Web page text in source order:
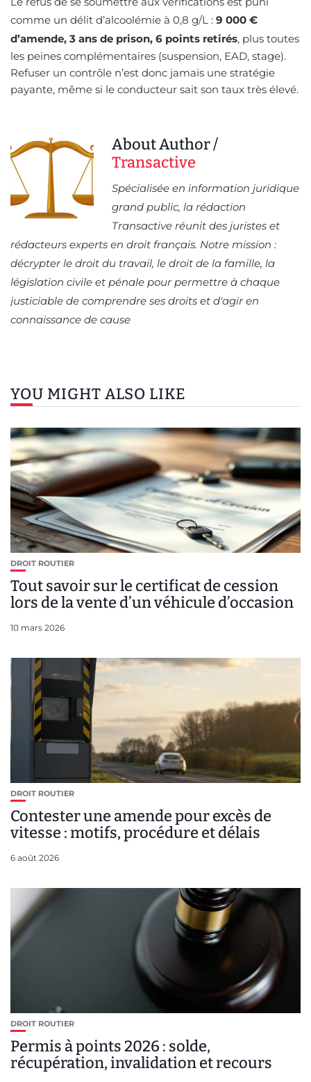
comme un délit d’alcoolémie à 0,8 g/L : 9 000 €
d’amende, 3 ans de prison, 6 points retirés, plus toutes
les peines complémentaires (suspension, EAD, stage).
Refuser un contrôle n’est donc jamais une stratégie
payante, même si le conducteur sait son taux très élevé.
About Author /
Transactive
Spécialisée en information juridique
grand public, la rédaction
Transactive réunit des juristes et
rédacteurs experts en droit français. Notre mission :
décrypter le droit du travail, le droit de la famille, la
législation civile et pénale pour permettre à chaque
justiciable de comprendre ses droits et d'agir en
connaissance de cause
YOU MIGHT ALSO LIKE
DROIT ROUTIER
Tout savoir sur le certificat de cession
lors de la vente d’un véhicule d’occasion
10 mars 2026
DROIT ROUTIER
Contester une amende pour excès de
vitesse : motifs, procédure et délais
6 août 2026
DROIT ROUTIER
Permis à points 2026 : solde,
récupération, invalidation et recours